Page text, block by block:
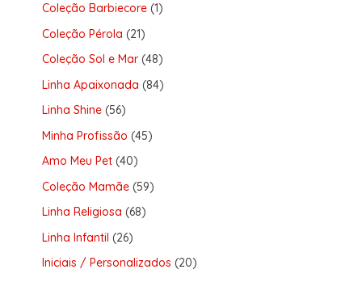
Coleção Barbiecore 1
Coleção Pérola 21
Coleção Sol e Mar 48
Linha Apaixonada 84
Linha Shine 56
Minha Profissão 45
Amo Meu Pet 40
Coleção Mamãe 59
Linha Religiosa 68
Linha Infantil 26
Iniciais / Personalizados 20